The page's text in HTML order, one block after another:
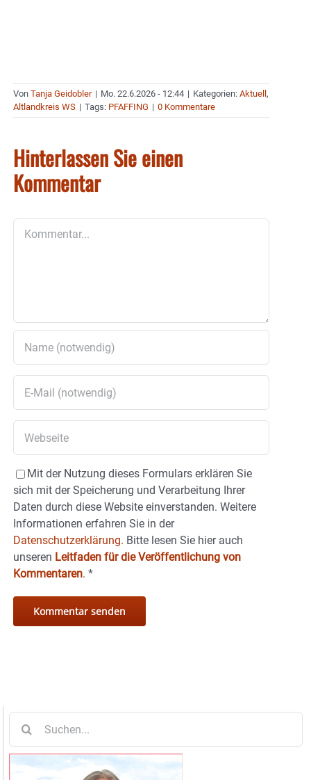
Von Tanja Geidobler | Mo. 22.6.2026 - 12:44 | Kategorien: Aktuell ,
Altlandkreis WS | Tags: PFAFFING | 0 Kommentare
Hinterlassen Sie einen
Kommentar
Mit der Nutzung dieses Formulars erklären Sie
sich mit der Speicherung und Verarbeitung Ihrer
Daten durch diese Website einverstanden. Weitere
Informationen erfahren Sie in der
Datenschutzerklärung. Bitte lesen Sie hier auch
unseren Leitfaden für die Veröffentlichung von
Kommentaren. *
nach: